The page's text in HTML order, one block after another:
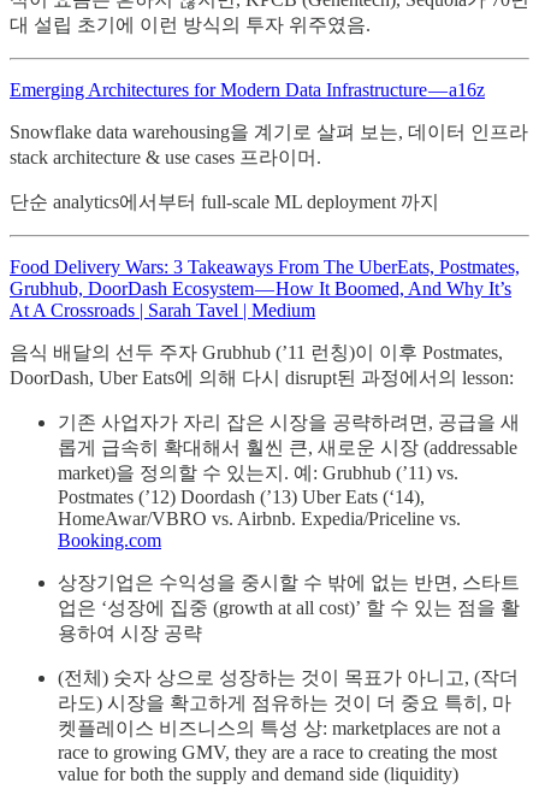
대 설립 초기에 이런 방식의 투자 위주였음.
Emerging Architectures for Modern Data Infrastructure — a16z
Snowflake data warehousing을 계기로 살펴 보는, 데이터 인프라
stack architecture & use cases 프라이머.
단순 analytics에서부터 full-scale ML deployment 까지
Food Delivery Wars: 3 Takeaways From The UberEats, Postmates,
Grubhub, DoorDash Ecosystem — How It Boomed, And Why It’s
At A Crossroads | Sarah Tavel | Medium
음식 배달의 선두 주자 Grubhub (’11 런칭)이 이후 Postmates,
DoorDash, Uber Eats에 의해 다시 disrupt된 과정에서의 lesson:
기존 사업자가 자리 잡은 시장을 공략하려면, 공급을 새
롭게 급속히 확대해서 훨씬 큰, 새로운 시장 (addressable
market)을 정의할 수 있는지. 예: Grubhub (’11) vs.
Postmates (’12) Doordash (’13) Uber Eats (‘14),
HomeAwar/VBRO vs. Airbnb. Expedia/Priceline vs.
Booking.com
상장기업은 수익성을 중시할 수 밖에 없는 반면, 스타트
업은 ‘성장에 집중 (growth at all cost)’ 할 수 있는 점을 활
용하여 시장 공략
(전체) 숫자 상으로 성장하는 것이 목표가 아니고, (작더
라도) 시장을 확고하게 점유하는 것이 더 중요 특히, 마
켓플레이스 비즈니스의 특성 상: marketplaces are not a
race to growing GMV, they are a race to creating the most
value for both the supply and demand side (liquidity)